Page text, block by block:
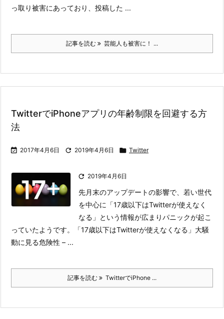
っ取り被害にあっており、投稿した ...
記事を読む 芸能人も被害に！ ...
TwitterでiPhoneアプリの年齢制限を回避する方
法
 2017年4月6日  2019年4月6日  Twitter
 2019年4月6日
先月末のアップデートの影響で、若い世代
を中心に「17歳以下はTwitterが使えなく
なる」という情報が広まりパニックが起こ
っていたようです。
「17歳以下はTwitterが使えなくなる」大騒
動に見る危険性 – ...
記事を読む TwitterでiPhone ...